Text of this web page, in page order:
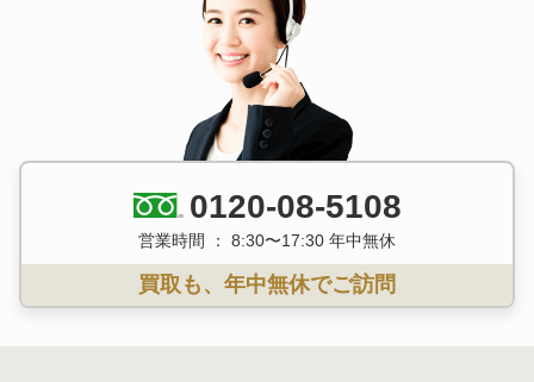
0120-08-5108
営業時間 ： 8:30〜17:30 年中無休
買取も、年中無休でご訪問